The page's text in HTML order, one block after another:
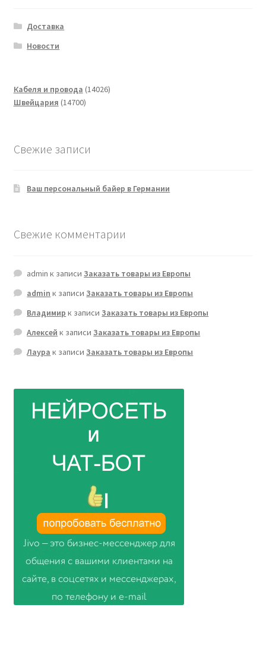
Доставка
Новости
Кабеля и провода 1402614026
Швейцария 1470014700
Свежие записи
Ваш персональный байер в Германии
Свежие комментарии
admin к записиЗаказать товары из Европы
admin к записиЗаказать товары из Европы
Владимир к записиЗаказать товары из Европы
Алексей к записиЗаказать товары из Европы
Лаура к записиЗаказать товары из Европы